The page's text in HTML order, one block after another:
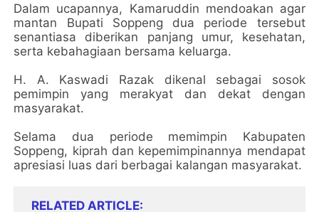
Dalam ucapannya, Kamaruddin mendoakan agar
mantan Bupati Soppeng dua periode tersebut
senantiasa diberikan panjang umur, kesehatan,
serta kebahagiaan bersama keluarga.
H. A. Kaswadi Razak dikenal sebagai sosok
pemimpin yang merakyat dan dekat dengan
masyarakat.
Selama dua periode memimpin Kabupaten
Soppeng, kiprah dan kepemimpinannya mendapat
apresiasi luas dari berbagai kalangan masyarakat.
RELATED ARTICLE